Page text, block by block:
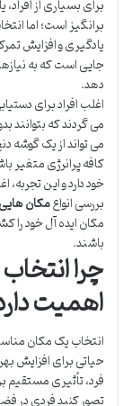
برای بسیاری از
برانگیز است؛ اما
یادگیری و افزایش
جایی است که به
دهد.
اغلب افراد برای
می گردند که بتوانند
می تواند از یک گوشه
کافه پرانرژی متغیر
خود دارد و این
بررسی انواعمکان
مکان ایده آل خود را
باشند.
چرا
اهمیت
انتخاب یک مکان
حیاتی برای افزایش
فرد، تأثیری مستقیم
تصور کنید فردی در